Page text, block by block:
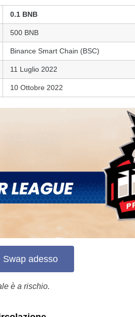
0.1 BNB
500 BNB
Binance Smart Chain (BSC)
11 Luglio 2022
10 Ottobre 2022
Swap adesso
è a rischio.